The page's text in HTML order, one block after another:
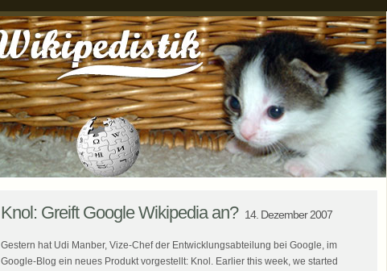
Knol: Greift Google Wikipedia an? 14. Dezember 2007
Gestern hat Udi Manber, Vize-Chef der Entwicklungsabteilung bei Google, im
Google-Blog ein neues Produkt vorgestellt: Knol. Earlier this week, we started